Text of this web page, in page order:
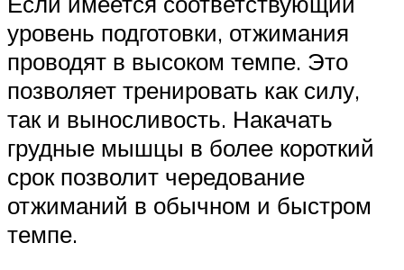
уровень подготовки, отжимания
проводят в высоком темпе. Это
позволяет тренировать как силу,
так и выносливость. Накачать
грудные мышцы в более короткий
срок позволит чередование
отжиманий в обычном и быстром
темпе.